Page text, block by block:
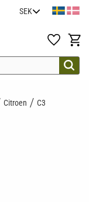
Favoriter
Citroen
C3